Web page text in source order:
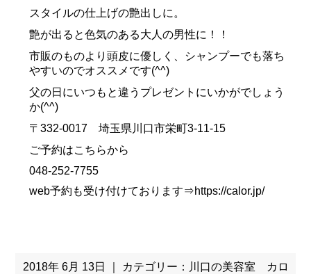
スタイルの仕上げの艶出しに。
艶が出ると色気のある大人の男性に！！
市販のものより頭皮に優しく、シャンプーでも落ち
やすいのでオススメです(^^)
父の日にいつもと違うプレゼントにいかがでしょう
か(^^)
〒332-0017 埼玉県川口市栄町3-11-15
ご予約はこちらから
048-252-7755
web予約も受け付けております⇒https://calor.jp/
2018年 6月 13日 ｜ カテゴリー： 川口の美容室 カロ